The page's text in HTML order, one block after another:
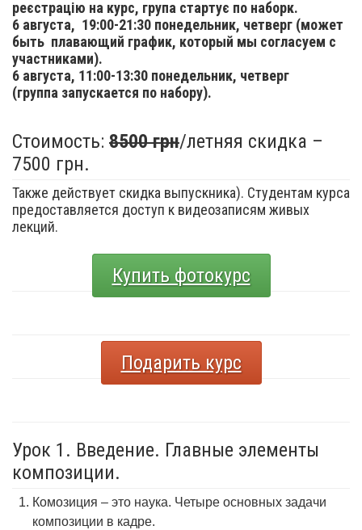
реєстрацію на курс, група стартує по наборк.
6 августа, 19:00-21:30 понедельник, четверг (может
быть плавающий график, который мы согласуем с
участниками).
6 августа, 11:00-13:30 понедельник, четверг
(группа запускается по набору).
Стоимость: 8500 грн/летняя скидка –
7500 грн.
Также действует скидка выпускника). Студентам курса
предоставляется доступ к видеозаписям живых
лекций.
Купить фотокурс
Подарить курс
Урок 1. Введение. Главные элементы
композиции.
Комозиция – это наука. Четыре основных задачи
композиции в кадре.